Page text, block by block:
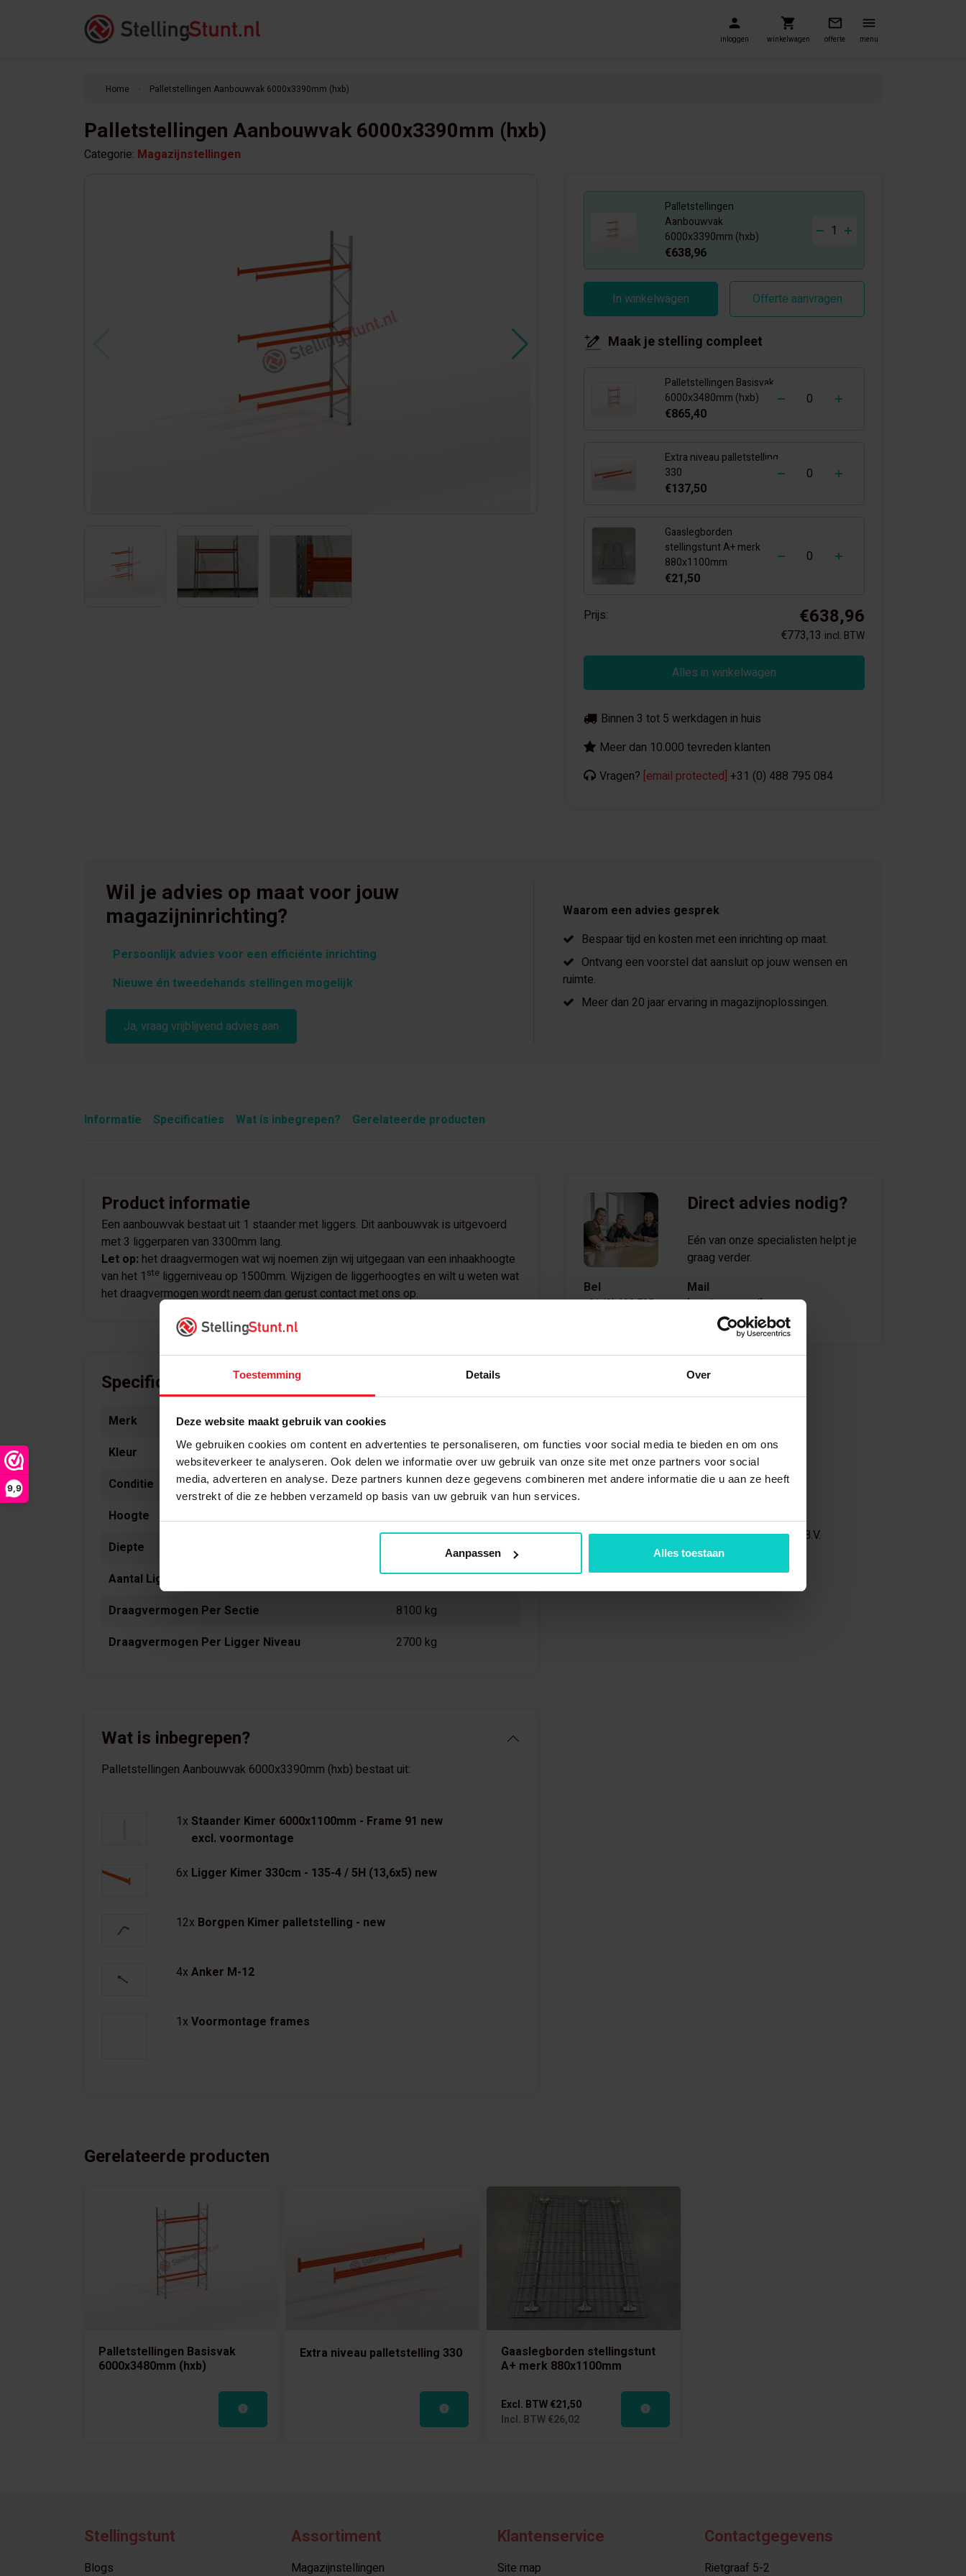
Toestemming Details Over
Deze website maakt gebruik van cookies
We gebruiken cookies om content en advertenties te personaliseren, om functies voor social media te bieden en om ons
websiteverkeer te analyseren. Ook delen we informatie over uw gebruik van onze site met onze partners voor social
media, adverteren en analyse. Deze partners kunnen deze gegevens combineren met andere informatie die u aan ze heeft
verstrekt of die ze hebben verzameld op basis van uw gebruik van hun services.
Aanpassen Alles toestaan
9,9
inloggen winkelwagen offerte menu
Home keyboard_arrow_right Palletstellingen Aanbouwvak 6000x3390mm (hxb)
Palletstellingen Aanbouwvak 6000x3390mm (hxb)
Categorie: Magazijnstellingen
Palletstellingen
Aanbouwvak
6000x3390mm (hxb)
€638,96
In winkelwagen Offerte aanvragen
Maak je stelling compleet
Palletstellingen Basisvak
6000x3480mm (hxb)
€865,40
- +
Extra niveau palletstelling
330
€137,50
- +
Gaaslegborden
stellingstunt A+ merk
880x1100mm
€21,50
- +
Prijs: €638,96
€773,13 incl. BTW
Alles in winkelwagen
Binnen 3 tot 5 werkdagen in huis
Meer dan 10.000 tevreden klanten
Vragen? [email protected] +31 (0) 488 795 084
Wil je advies op maat voor jouw
magazijninrichting?
Persoonlijk advies voor een efficiënte inrichting
Nieuwe én tweedehands stellingen mogelijk
Ja, vraag vrijblijvend advies aan
Waarom een advies gesprek
Bespaar tijd en kosten met een inrichting op maat.
Ontvang een voorstel dat aansluit op jouw wensen en
ruimte.
Meer dan 20 jaar ervaring in magazijnoplossingen.
Informatie Specificaties Wat is inbegrepen? Gerelateerde producten
Product informatie
Een aanbouwvak bestaat uit 1 staander met liggers. Dit aanbouwvak is uitgevoerd
met 3 liggerparen van 3300mm lang.
Let op: het draagvermogen wat wij noemen zijn wij uitgegaan van een inhaakhoogte
van het 1 ste liggerniveau op 1500mm. Wijzigen de liggerhoogtes en wilt u weten wat
het draagvermogen wordt neem dan gerust contact met ons op.
Specificaties
Merk
Kleur
Verzinkt/ oranje
Conditie
Nieuw
Hoogte
Diepte
Aantal Ligger Niveaus
3 ligger niveaus
Draagvermogen Per Sectie
8100 kg
Draagvermogen Per Ligger Niveau
2700 kg
Wat is inbegrepen?
Palletstellingen Aanbouwvak 6000x3390mm (hxb) bestaat uit:
1x Staander Kimer 6000x1100mm - Frame 91 new
excl. voormontage
6x Ligger Kimer 330cm - 135-4 / 5H (13,6x5) new
12x Borgpen Kimer palletstelling - new
4x Anker M-12
1x Voormontage frames
Direct advies nodig?
Eén van onze specialisten helpt je
graag verder.
Bel
+31 (0) 488 795
Mail
[email protected]
Zelf samenstellen
Onderdeel van
StellingStunt is onderdeel van Trading Together B.V.
Gerelateerde producten
Palletstellingen Basisvak
6000x3480mm (hxb)
Extra niveau palletstelling 330
Gaaslegborden stellingstunt
A+ merk 880x1100mm
Excl. BTW€21,50
Incl. BTW€26,02
Stellingstunt
Blogs
Assortiment
Magazijnstellingen
Klantenservice
Site map
Contactgegevens
Rietgraaf 5-2